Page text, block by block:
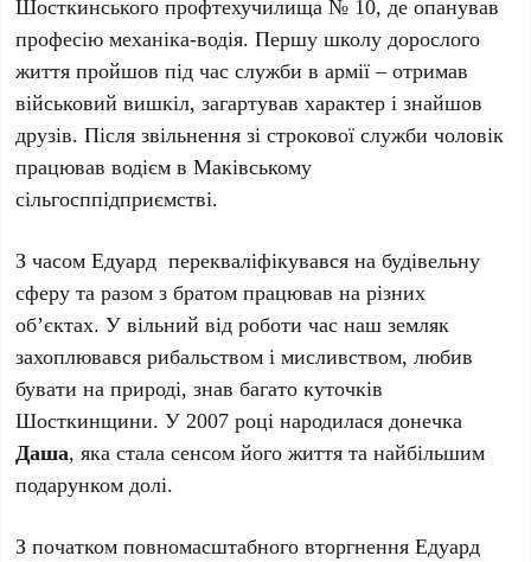
Шосткинського профтехучилища № 10, де опанував
професію механіка-водія. Першу школу дорослого
життя пройшов під час служби в армії – отримав
військовий вишкіл, загартував характер і знайшов
друзів. Після звільнення зі строкової служби чоловік
працював водієм в Маківському
сільгосппідприємстві.
З часом Едуард перекваліфікувався на будівельну
сферу та разом з братом працював на різних
об’єктах. У вільний від роботи час наш земляк
захоплювався рибальством і мисливством, любив
бувати на природі, знав багато куточків
Шосткинщини. У 2007 році народилася донечка
Даша, яка стала сенсом його життя та найбільшим
подарунком долі.
З початком повномасштабного вторгнення Едуард